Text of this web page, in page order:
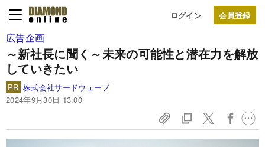
ログイン
広告企画
～新社長に聞く～未来の可能性と潜在力を解放
していきたい
PR 株式会社サードウェーブ
2024年9月30日 13:00